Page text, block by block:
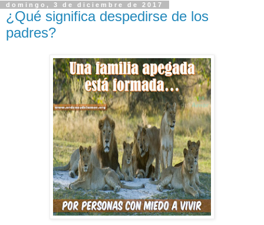
domingo, 3 de diciembre de 2017
¿Qué significa despedirse de los
padres?